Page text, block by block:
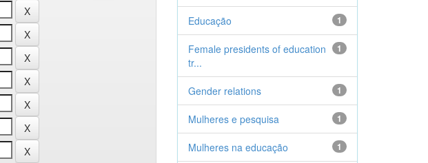
1
Educação
1
Female presidents of education
tr...
1
Gender relations
1
Mulheres e pesquisa
1
Mulheres na educação